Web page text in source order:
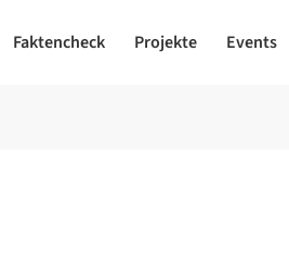
Faktencheck Projekte Events